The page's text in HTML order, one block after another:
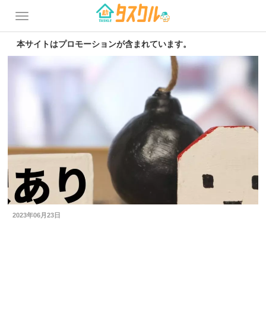
本サイトはプロモーションが含まれています。
2023年06月23日